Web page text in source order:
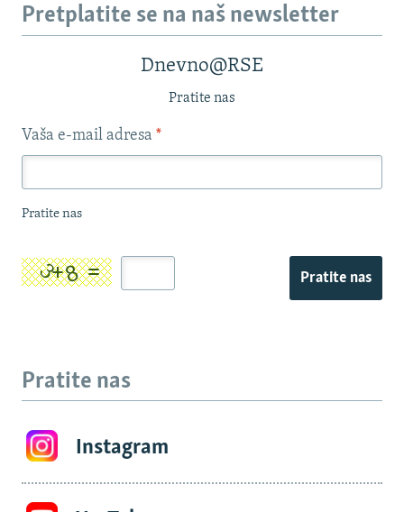
Pretplatite se na naš newsletter
Dnevno@RSE
Pratite nas
Vaša e-mail adresa *
Pratite nas
Pratite nas
Pratite nas
Instagram